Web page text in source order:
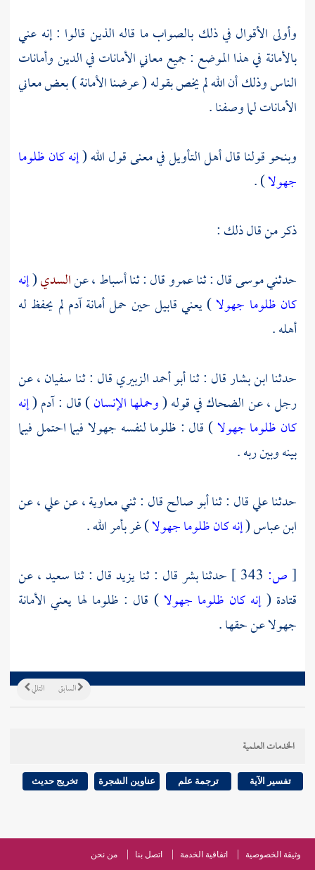
وأولى الأقوال في ذلك بالصواب ما قاله الذين قالوا : إنه عني
بالأمانة في هذا الموضع : جميع معاني الأمانات في الدين وأمانات
الناس وذلك أن الله لم يخص بقوله ( عرضنا الأمانة ) بعض معاني
الأمانات لما وصفنا .
وبنحو قولنا قال أهل التأويل في معنى قول الله (إنه كان ظلوما
جهولا) .
ذكر من قال ذلك :
حدثنيموسىقال : ثناعمروقال : ثناأسباط ،عنالسدي(إنه
كان ظلوما جهولا) يعني قابيل حين حمل أمانة آدم لم يحفظ له
أهله .
حدثناابن بشارقال : ثناأبو أحمد الزبيريقال : ثناسفيان ،عن
رجل ، عنالضحاكفي قوله (وحملها الإنسان) قال : آدم (إنه
كان ظلوما جهولا) قال : ظلوما لنفسه جهولا فيما احتمل فيما
بينه وبين ربه .
حدثناعليقال : ثناأبو صالحقال : ثنيمعاوية ،عنعلي ،عن
ابن عباس(إنه كان ظلوما جهولا) غر بأمر الله .
[ص: حدثنابشرقال : ثنايزيدقال : ثنا سعيد ،عن
قتادة (إنه كان ظلوما جهولا) قال : ظلوما لها يعني الأمانة
جهولا عن حقها .
التالي السابق
الخدمات العلمية
تفسير الآية ترجمة علم عناوين الشجرة تخريج حديث
وثيقة الخصوصية اتفاقية الخدمة اتصل بنا من نحن